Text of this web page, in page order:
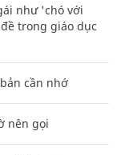
như 'chó với
trong giáo dục
cần nhớ
nên gọi